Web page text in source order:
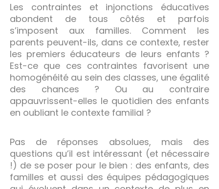
Les contraintes et injonctions éducatives
abondent de tous côtés et parfois
s’imposent aux familles. Comment les
parents peuvent-ils, dans ce contexte, rester
les premiers éducateurs de leurs enfants ?
Est-ce que ces contraintes favorisent une
homogénéité au sein des classes, une égalité
des chances ? Ou au contraire
appauvrissent-elles le quotidien des enfants
en oubliant le contexte familial ?
Pas de réponses absolues, mais des
questions qu’il est intéressant (et nécessaire
!) de se poser pour le bien : des enfants, des
familles et aussi des équipes pédagogiques